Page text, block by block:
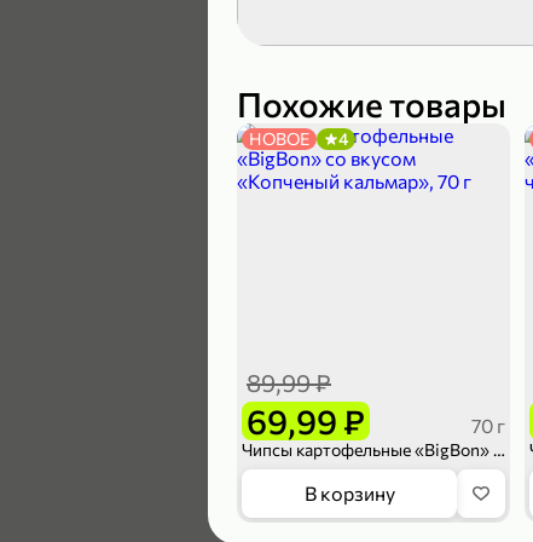
Похожие товары
69,99 ₽
89,99 ₽
70 г
Чипсы картофельные «BigBon» со вкусом «Копченый кальмар», 70 г
НОВОЕ 4
В корзину
119,99 ₽
В корзину
83,99 ₽
104,99 ₽